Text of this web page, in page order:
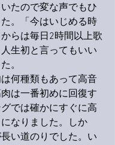
たので変な声でもひ
。「今はいじめる時
らは毎日2時間以上歌
生初と言ってもいい
。
何種類もあって高音
は一番初めに回復す
では確かにすぐに高
なりました。しか
い道のりでした。い